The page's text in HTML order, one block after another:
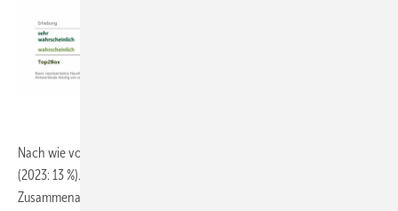
Nach wie vor wird das BAFA von nur 21 % der Berater positiv beurteilt
(2023: 13 %). Dagegen erfreuen sich fast zwei Drittel (60 %) über die
Zusammenarbeit mit der KfW Bank. „Energieberater warten dringend